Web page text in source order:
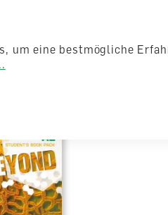
um eine bestmögliche